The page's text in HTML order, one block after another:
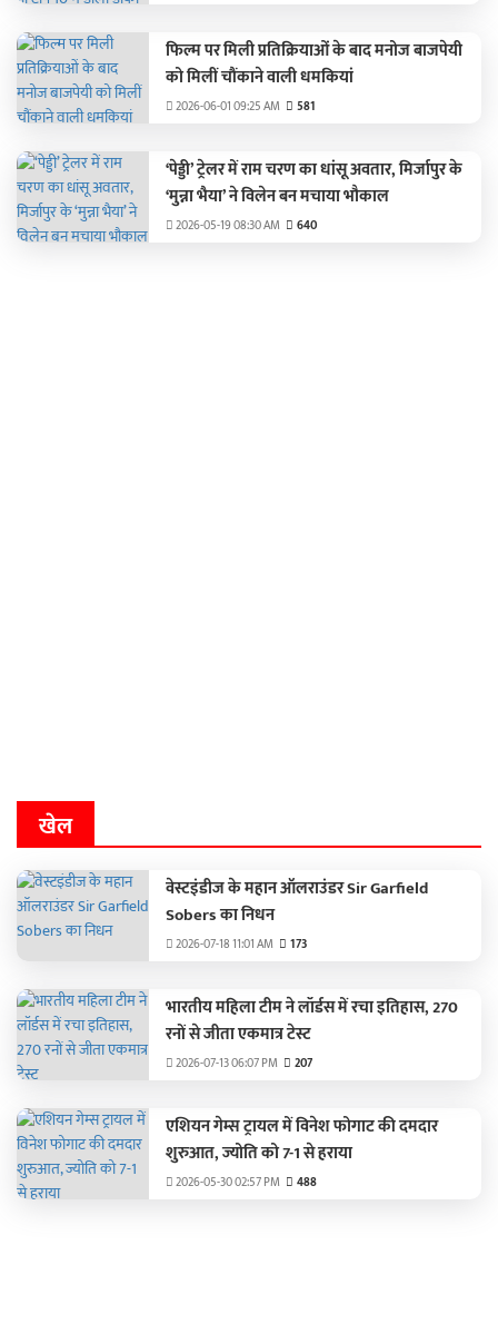
फिल्म पर मिली प्रतिक्रियाओं के बाद मनोज बाजपेयी
को मिलीं चौंकाने वाली धमकियां
2026-06-01 09:25 AM 581
‘पेड्डी’ ट्रेलर में राम चरण का धांसू अवतार, मिर्जापुर के
‘मुन्ना भैया’ ने विलेन बन मचाया भौकाल
2026-05-19 08:30 AM 640
खेल
वेस्टइंडीज के महान ऑलराउंडर Sir Garfield
Sobers का निधन
2026-07-18 11:01 AM 173
भारतीय महिला टीम ने लॉर्डस में रचा इतिहास, 270
रनों से जीता एकमात्र टेस्ट
2026-07-13 06:07 PM 207
एशियन गेम्स ट्रायल में विनेश फोगाट की दमदार
शुरुआत, ज्योति को 7-1 से हराया
2026-05-30 02:57 PM 488